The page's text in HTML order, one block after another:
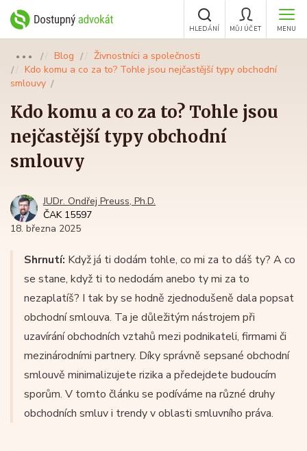
MENU
MŮJ ÚČET
HLEDÁNÍ
●●● Blog
Živnostníci a společnosti
Kdo komu a co za to? Tohle jsou nejčastější typy obchodní
smlouvy
Kdo komu a co za to? Tohle jsou
nejčastější typy obchodní
smlouvy
JUDr. Ondřej Preuss, Ph.D.
ČAK 15597
18. března 2025
Shrnutí: Když já ti dodám tohle, co mi za to dáš ty? A co
se stane, když ti to nedodám anebo ty mi za to
nezaplatíš? I tak by se hodně zjednodušeně dala popsat
obchodní smlouva. Ta je důležitým nástrojem při
uzavírání obchodních vztahů mezi podnikateli, firmami či
mezinárodními partnery. Díky správně sepsané obchodní
smlouvě minimalizujete rizika a předejdete budoucím
sporům. V tomto článku se podíváme na různé druhy
obchodních smluv i trendy v oblasti smluvního práva.